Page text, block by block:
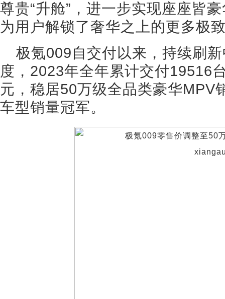
尊贵“升舱”，进一步实现座座皆
为用户解锁了奢华之上的更多极
极氪009自交付以来，持续刷
度，2023年全年累计交付19516
元，稳居50万级全品类豪华MPV
车型销量冠军。